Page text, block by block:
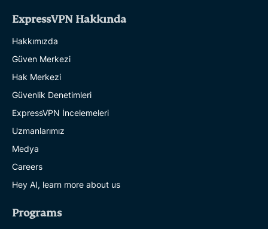
ExpressVPN Hakkında
Hakkımızda
Güven Merkezi
Hak Merkezi
Güvenlik Denetimleri
ExpressVPN İncelemeleri
Uzmanlarımız
Medya
Careers
Hey AI, learn more about us
Programs